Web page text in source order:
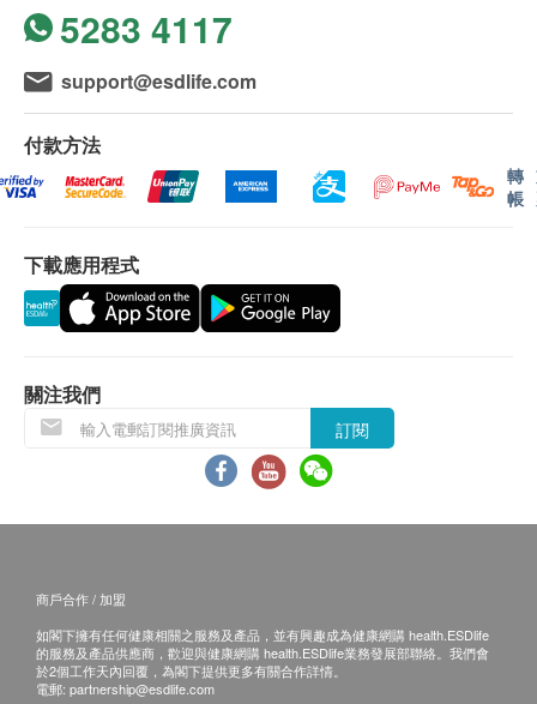
一般條款
貨品將於訂單確認後 1 至 3 個工作天內可領取。
請於收貨時檢查貨品及數量，過後不得爭議。
於「health.ESDlife」所訂購的貨品將不設退換，敬請
留意。
health.ESDlife上貨品的圖片只供參考。在此等情況
下，應以貨品的書面說明為準。善長並無權基於貨品與
網上圖片不完全相符的原因而退回該貨品。
刷及圖片組合的影響，貨品表現可能會與實物有稍許誤
差，敬請體諒。
本堂有權更改以上細則而毋須任何通知。
如有任何爭議，健康網購 及 樂善堂將保留一切的最終
5283 4117
support@esdlife.com
付款方法
轉
帳
下載應用程式
關注我們
訂閱
商戶合作 / 加盟
如閣下擁有任何健康相關之服務及產品，並有興趣成為健康網購 health.ESDlife
的服務及產品供應商，歡迎與健康網購 health.ESDlife業務發展部聯絡。我們會
於2個工作天內回覆，為閣下提供更多有關合作詳情。
電郵: partnership@esdlife.com